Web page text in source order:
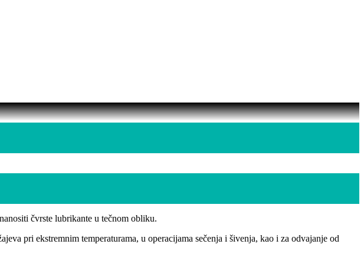
čvrste lubrikante u tečnom obliku.
pri ekstremnim temperaturama, u operacijama sečenja i šivenja, kao i za odvajanje od